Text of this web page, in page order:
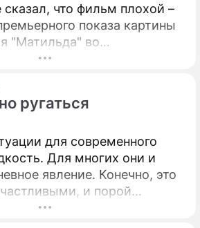
сказал, что фильм плохой –
показа картины
"Матильда" во
даже рыдали.
ругаться
для современного
Для многих они и
явление. Конечно, это
и порой
сложно держать себя в